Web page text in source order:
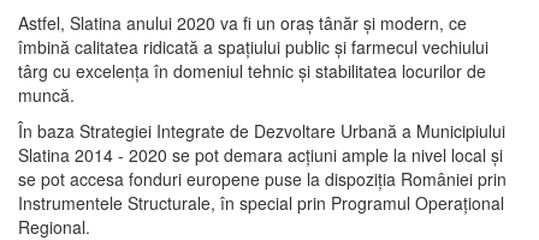
Astfel, Slatina anului 2020 va fi un oraş tânăr şi modern, ce
îmbină calitatea ridicată a spaţiului public şi farmecul vechiului
târg cu excelenţa în domeniul tehnic şi stabilitatea locurilor de
muncă.
În baza Strategiei Integrate de Dezvoltare Urbană a Municipiului
Slatina 2014 - 2020 se pot demara acţiuni ample la nivel local şi
se pot accesa fonduri europene puse la dispoziţia României prin
Instrumentele Structurale, în special prin Programul Operațional
Regional.